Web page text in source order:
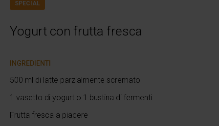
SPECIAL
Yogurt con frutta fresca
INGREDIENTI
500 ml di latte parzialmente scremato
1 vasetto di yogurt o 1 bustina di fermenti
Frutta fresca a piacere